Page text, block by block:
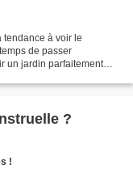
tendance à voir le
de passer
un jardin parfaitement
?
!